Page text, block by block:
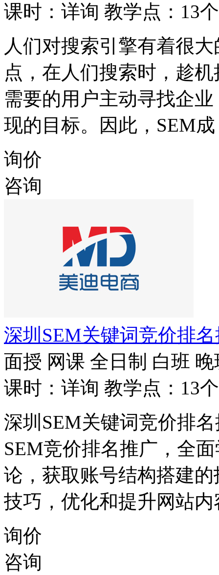
课时：详询 教学点：13个
人们对搜索引擎有着很
点，在人们搜索时，趁
需要的用户主动寻找企
现的目标。因此，SEM成
询价
咨询
深圳SEM关键词竞价排
面授 网课 全日制 白班 晚
课时：详询 教学点：13个
深圳SEM关键词竞价排
SEM竞价排名推广，全
论，获取账号结构搭建
技巧，优化和提升网站内
询价
咨询